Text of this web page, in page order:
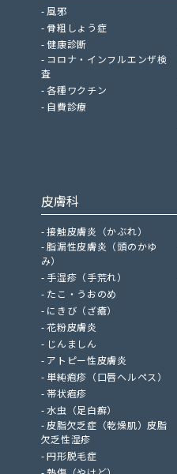
風邪
骨粗しょう症
健康診断
コロナ・インフルエンザ検
査
各種ワクチン
自費診療
皮膚科
接触皮膚炎（かぶれ）
脂漏性皮膚炎（頭のかゆ
み）
手湿疹（手荒れ）
たこ・うおのめ
にきび（ざ瘡）
花粉皮膚炎
じんましん
アトピー性皮膚炎
単純疱疹（口唇ヘルペス）
帯状疱疹
水虫（足白癬）
皮脂欠乏症（乾燥肌）皮脂
欠乏性湿疹
円形脱毛症